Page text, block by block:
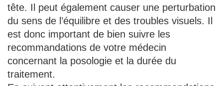
tête. Il peut également causer une perturbation
du sens de l’équilibre et des troubles visuels. Il
est donc important de bien suivre les
recommandations de votre médecin
concernant la posologie et la durée du
traitement.